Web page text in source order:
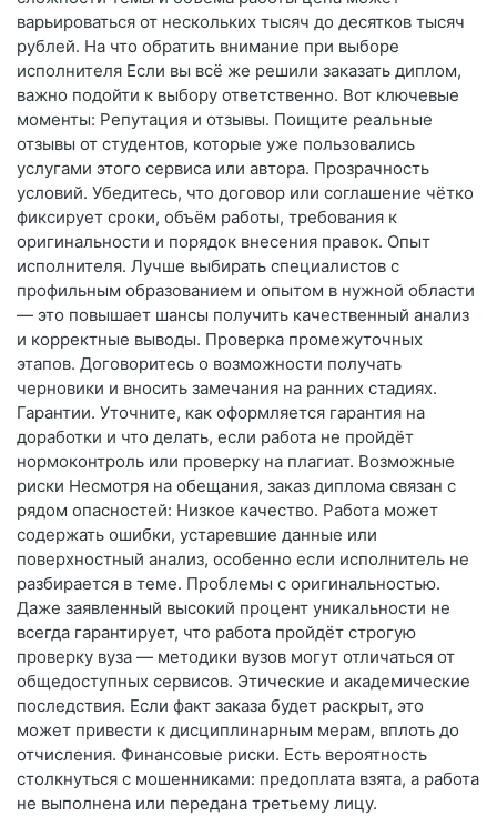
варьироваться от нескольких тысяч до десятков тысяч
рублей. На что обратить внимание при выборе
исполнителя Если вы всё же решили заказать диплом,
важно подойти к выбору ответственно. Вот ключевые
моменты: Репутация и отзывы. Поищите реальные
отзывы от студентов, которые уже пользовались
услугами этого сервиса или автора. Прозрачность
условий. Убедитесь, что договор или соглашение чётко
фиксирует сроки, объём работы, требования к
оригинальности и порядок внесения правок. Опыт
исполнителя. Лучше выбирать специалистов с
профильным образованием и опытом в нужной области
— это повышает шансы получить качественный анализ
и корректные выводы. Проверка промежуточных
этапов. Договоритесь о возможности получать
черновики и вносить замечания на ранних стадиях.
Гарантии. Уточните, как оформляется гарантия на
доработки и что делать, если работа не пройдёт
нормоконтроль или проверку на плагиат. Возможные
риски Несмотря на обещания, заказ диплома связан с
рядом опасностей: Низкое качество. Работа может
содержать ошибки, устаревшие данные или
поверхностный анализ, особенно если исполнитель не
разбирается в теме. Проблемы с оригинальностью.
Даже заявленный высокий процент уникальности не
всегда гарантирует, что работа пройдёт строгую
проверку вуза — методики вузов могут отличаться от
общедоступных сервисов. Этические и академические
последствия. Если факт заказа будет раскрыт, это
может привести к дисциплинарным мерам, вплоть до
отчисления. Финансовые риски. Есть вероятность
столкнуться с мошенниками: предоплата взята, а работа
не выполнена или передана третьему лицу.